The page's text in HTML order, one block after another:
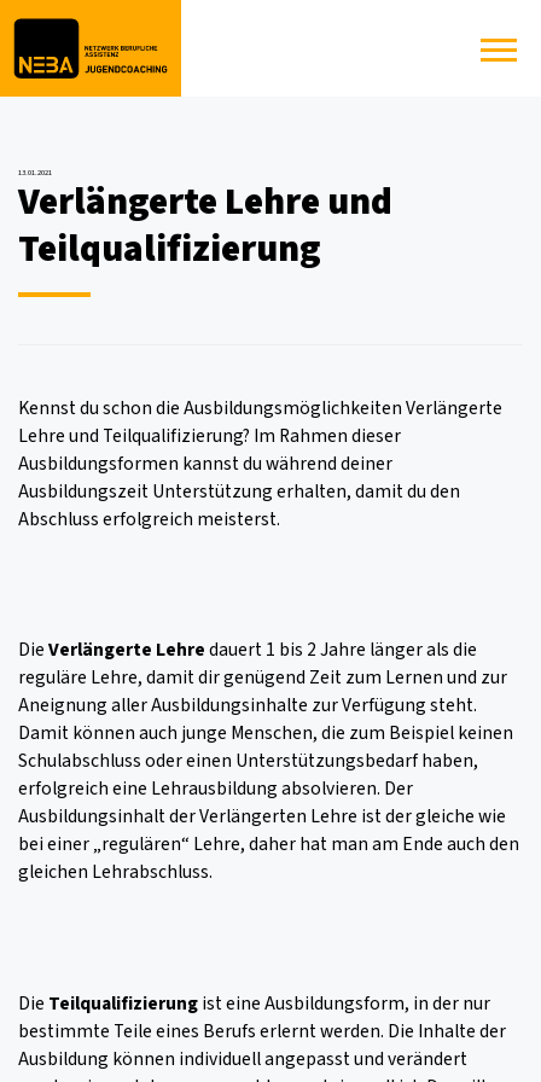
13.01.2021
Verlängerte Lehre und
Teilqualifizierung
Kennst du schon die Ausbildungsmöglichkeiten Verlängerte
Lehre und Teilqualifizierung? Im Rahmen dieser
Ausbildungsformen kannst du während deiner
Ausbildungszeit Unterstützung erhalten, damit du den
Abschluss erfolgreich meisterst.
DieVerlängerte Lehredauert 1 bis 2 Jahre länger als die
reguläre Lehre, damit dir genügend Zeit zum Lernen und zur
Aneignung aller Ausbildungsinhalte zur Verfügung steht.
Damit können auch junge Menschen, die zum Beispiel keinen
Schulabschluss oder einen Unterstützungsbedarf haben,
erfolgreich eine Lehrausbildung absolvieren. Der
Ausbildungsinhalt der Verlängerten Lehre ist der gleiche wie
bei einer „regulären“ Lehre, daher hat man am Ende auch den
gleichen Lehrabschluss.
Die Teilqualifizierungist eine Ausbildungsform, in der nur
bestimmte Teile eines Berufs erlernt werden. Die Inhalte der
Ausbildung können individuell angepasst und verändert